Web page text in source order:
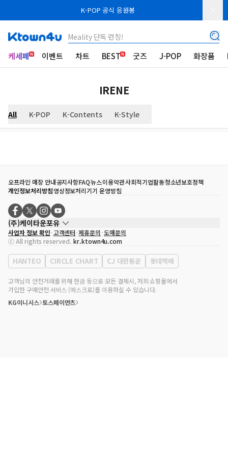
K-POP 공식 응원봉
Meality 단독 런칭!
케세페 이벤트 차트 BEST 굿즈 J-POP 화장품
IRENE
All K-POP K-Contents K-Style
오프라인 매장 안내공지사항FAQ뉴스이용약관사회적기업활동청소년보호정책
개인정보처리방침영상정보처리기기 운영방침
(주)케이타운포유
대표자
송효민
사업자등록번호
120-87-71116
통신판매업 신고번호 제2011-서울강남-02223
대표전화
02-552-9855
사업자 정보 확인 고객센터 제휴문의 도매문의
ⓒ All rights reserved. kr.ktown4u.com
HANTEO CIRCLE CHART CJ 대한통운 롯데택배
고객님의 안전거래를 위해 현금 등으로 모든 결제시, 저희 쇼핑몰에서
가입한 구매안전 서비스 (에스크로)를 이용하실 수 있습니다.
KG이니시스 토스페이먼츠